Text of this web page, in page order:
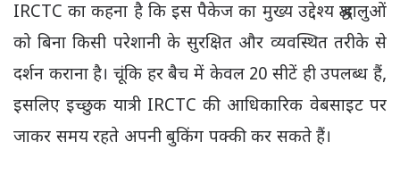
IRCTC का कहना है कि इस पैकेज का मुख्य उद्देश्य श्रद्धालुओं
को बिना किसी परेशानी के सुरक्षित और व्यवस्थित तरीके से
दर्शन कराना है। चूंकि हर बैच में केवल 20 सीटें ही उपलब्ध हैं,
इसलिए इच्छुक यात्री IRCTC की आधिकारिक वेबसाइट पर
जाकर समय रहते अपनी बुकिंग पक्की कर सकते हैं।